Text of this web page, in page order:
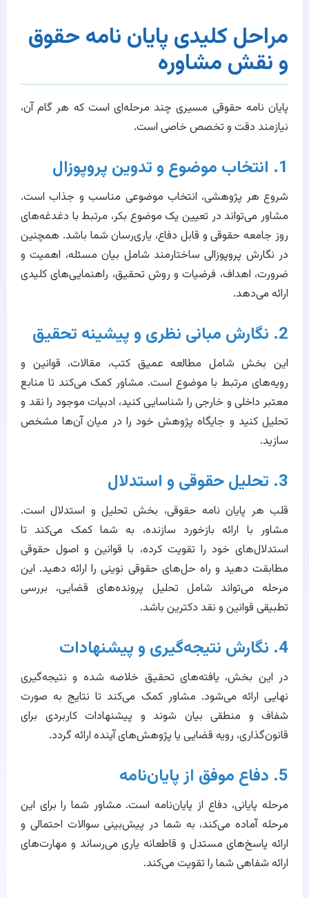
مراحل کلیدی پایان نامه حقوق
و نقش مشاوره
پایان نامه حقوقی مسیری چند مرحله‌ای است که هر گام آن،
نیازمند دقت و تخصص خاصی است.
1. انتخاب موضوع و تدوین پروپوزال
شروع هر پژوهشی، انتخاب موضوعی مناسب و جذاب است.
مشاور می‌تواند در تعیین یک موضوع بکر، مرتبط با دغدغه‌های
روز جامعه حقوقی و قابل دفاع، یاری‌رسان شما باشد. همچنین
در نگارش پروپوزالی ساختارمند شامل بیان مسئله، اهمیت و
ضرورت، اهداف، فرضیات و روش تحقیق، راهنمایی‌های کلیدی
ارائه می‌دهد.
2. نگارش مبانی نظری و پیشینه تحقیق
این بخش شامل مطالعه عمیق کتب، مقالات، قوانین و
رویه‌های مرتبط با موضوع است. مشاور کمک می‌کند تا منابع
معتبر داخلی و خارجی را شناسایی کنید، ادبیات موجود را نقد و
تحلیل کنید و جایگاه پژوهش خود را در میان آن‌ها مشخص
سازید.
3. تحلیل حقوقی و استدلال
قلب هر پایان نامه حقوقی، بخش تحلیل و استدلال است.
مشاور با ارائه بازخورد سازنده، به شما کمک می‌کند تا
استدلال‌های خود را تقویت کرده، با قوانین و اصول حقوقی
مطابقت دهید و راه حل‌های حقوقی نوینی را ارائه دهید. این
مرحله می‌تواند شامل تحلیل پرونده‌های قضایی، بررسی
تطبیقی قوانین و نقد دکترین باشد.
4. نگارش نتیجه‌گیری و پیشنهادات
در این بخش، یافته‌های تحقیق خلاصه شده و نتیجه‌گیری
نهایی ارائه می‌شود. مشاور کمک می‌کند تا نتایج به صورت
شفاف و منطقی بیان شوند و پیشنهادات کاربردی برای
قانون‌گذاری، رویه قضایی یا پژوهش‌های آینده ارائه گردد.
5. دفاع موفق از پایان‌نامه
مرحله پایانی، دفاع از پایان‌نامه است. مشاور شما را برای این
مرحله آماده می‌کند، به شما در پیش‌بینی سوالات احتمالی و
ارائه پاسخ‌های مستدل و قاطعانه یاری می‌رساند و مهارت‌های
ارائه شفاهی شما را تقویت می‌کند.